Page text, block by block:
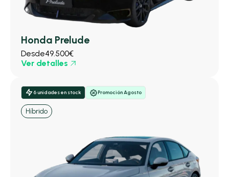
Honda Prelude
Desde49.500€
Ver detalles
6 unidades en stock Promoción Agosto
Híbrido